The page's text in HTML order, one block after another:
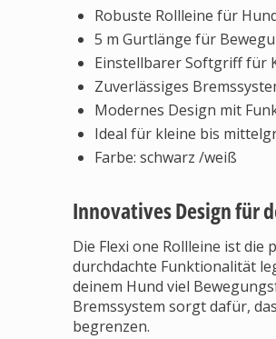
Robuste Rollleine für
5 m Gurtlänge für
Einstellbarer Softgriff für
Zuverlässiges
Modernes Design mit
Ideal für kleine bis
Farbe: schwarz /weiß
Innovatives Design für
Die Flexi one Rollleine ist
durchdachte Funktionalität
deinem Hund viel
Bremssystem sorgt dafür,
begrenzen.